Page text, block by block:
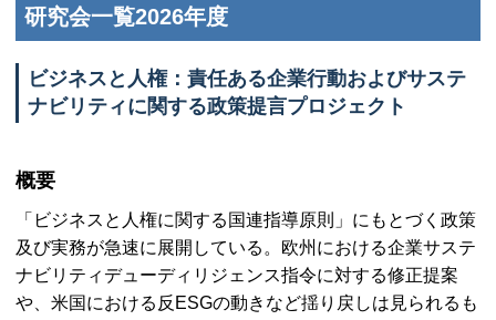
研究会一覧2026年度
ビジネスと人権：責任ある企業行動およびサステ
ナビリティに関する政策提言プロジェクト
概要
「ビジネスと人権に関する国連指導原則」にもとづく政策
及び実務が急速に展開している。欧州における企業サステ
ナビリティデューディリジェンス指令に対する修正提案
や、米国における反ESGの動きなど揺り戻しは見られるも